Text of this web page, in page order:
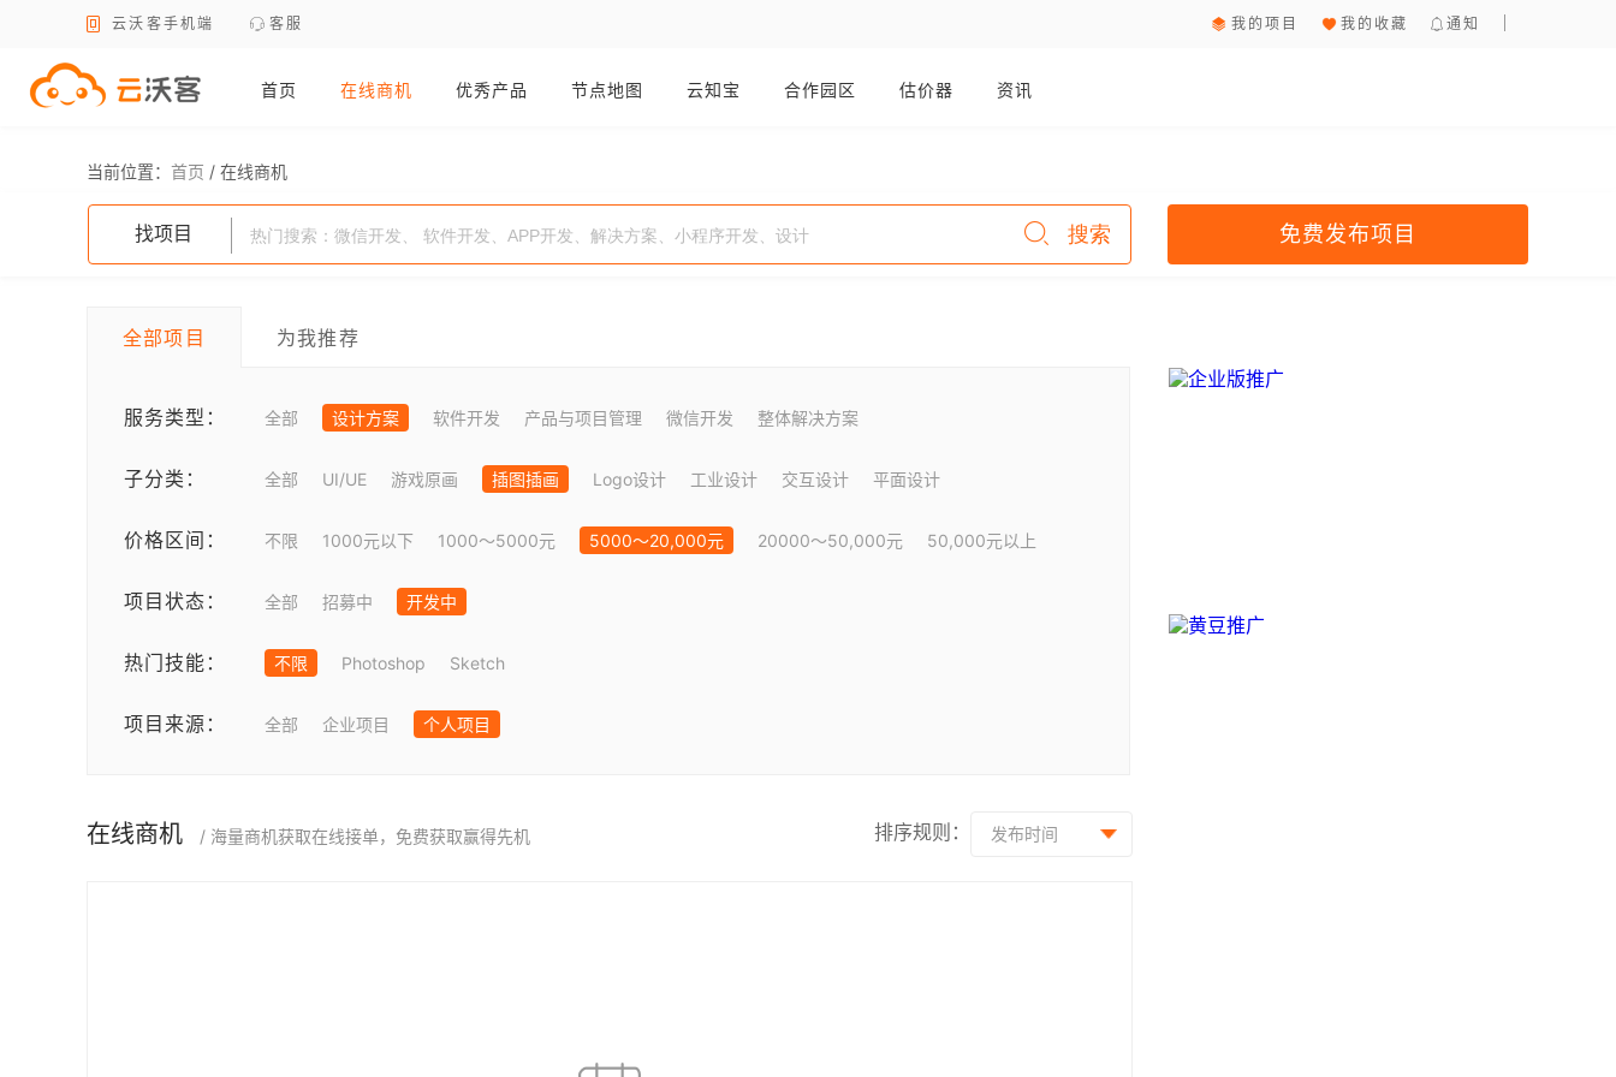
云沃客手机端 客服 我的项目 我的收藏 通知
首页 在线商机 优秀产品 节点地图 云知宝 合作园区 估价器 资讯
当前位置： 首页 / 在线商机
找项目 搜索 免费发布项目
全部项目 为我推荐
服务类型： 全部 设计方案 软件开发 产品与项目管理 微信开发 整体解决方案
子分类： 全部 UI/UE 游戏原画 插图插画 Logo设计 工业设计 交互设计 平面设计
价格区间： 不限 1000元以下 1000～5000元 5000～20,000元 20000～50,000元 50,000元以上
项目状态： 全部 招募中 开发中
热门技能： 不限 Photoshop Sketch
项目来源： 全部 企业项目 个人项目
在线商机 / 海量商机获取在线接单，免费获取赢得先机 排序规则： 发布时间